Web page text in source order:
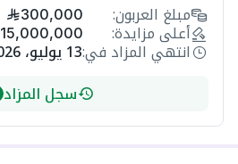
مبلغ العربون: 300,000
أعلى مزايدة: 15,000,000
انتهي المزاد في:13 يوليو، 2026
سجل المزاد